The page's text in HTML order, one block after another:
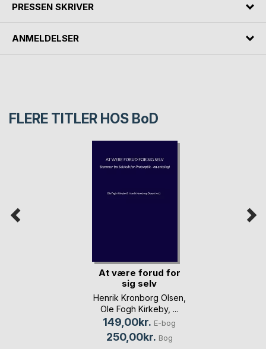
PRESSEN SKRIVER
ANMELDELSER
FLERE TITLER HOS BoD
At være forud for
sig selv
Henrik Kronborg Olsen
Ole Fogh Kirkeby, ...
149,00kr. E-bog
250,00kr. Bog